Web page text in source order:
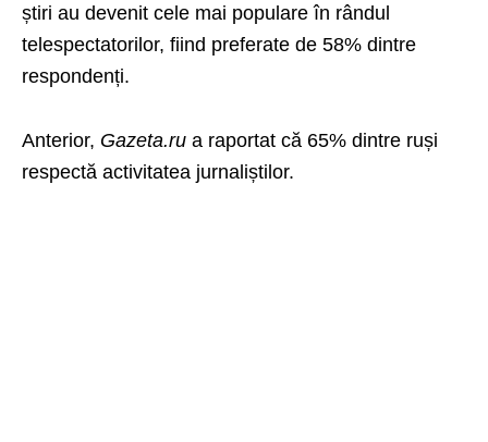
știri au devenit cele mai populare în rândul
telespectatorilor, fiind preferate de 58% dintre
respondenți.
Anterior, Gazeta.ru a raportat că 65% dintre ruși
respectă activitatea jurnaliștilor.